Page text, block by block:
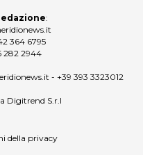
:
364 6795
282 2944
- +39 393 3323012
Digitrend S.r.l
della privacy